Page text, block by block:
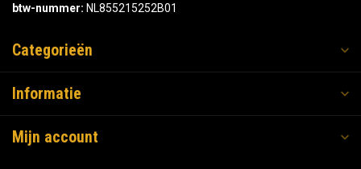
btw-nummer: NL855215252B01
Categorieën
Informatie
Mijn account